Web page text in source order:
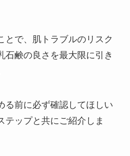
とで、肌トラブルのリスク
石鹸の良さを最大限に引き
る前に必ず確認してほしい
テップと共にご紹介しま